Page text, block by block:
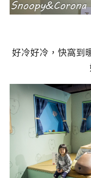
好冷好冷，快窩到